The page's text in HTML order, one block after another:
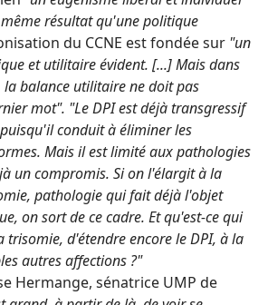
résultat qu'une politique
du CCNE est fondée sur "un
et utilitaire évident. [...] Mais dans
balance utilitaire ne doit pas
mot". "Le DPI est déjà transgressif
conduit à éliminer les
Mais il est limité aux pathologies
un compromis. Si on l'élargit à la
pathologie qui fait déjà l'objet
on sort de ce cadre. Et qu'est-ce qui
trisomie, d'étendre encore le DPI, à la
autres affections ?"
Hermange, sénatrice UMP de